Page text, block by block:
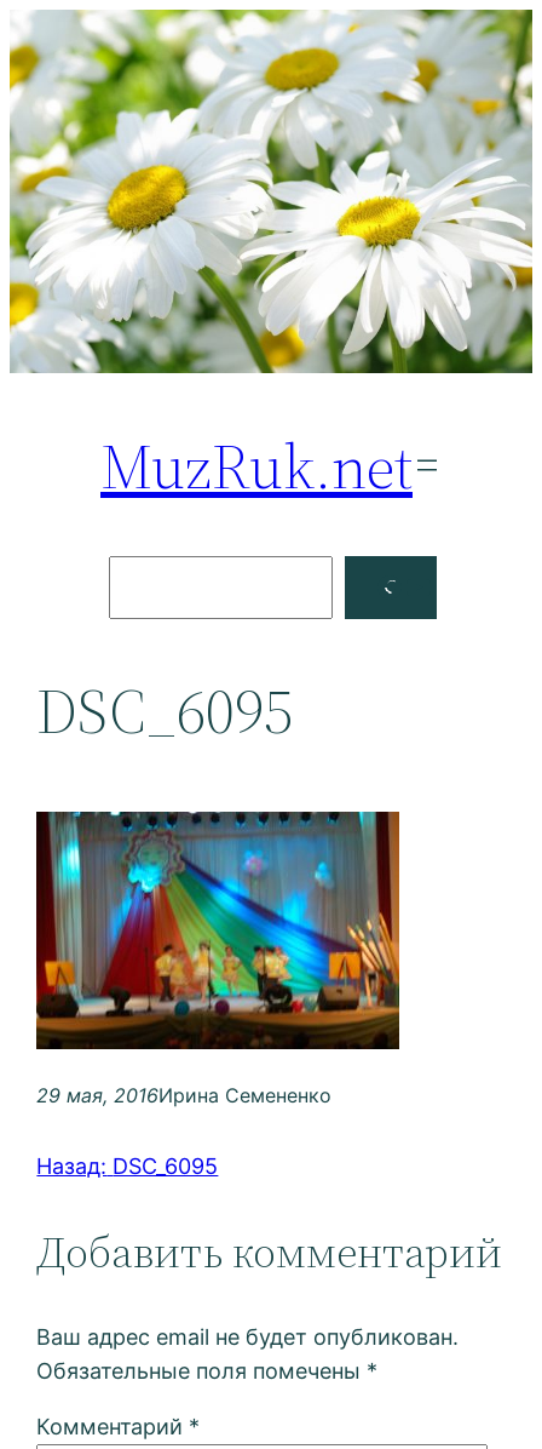
Перейти
к
содержимому
MuzRuk.net
Facebook
DSC_6095
29 мая, 2016Ирина Семененко
Назад: DSC_6095
Добавить комментарий
Ваш адрес email не будет опубликован.
Обязательные поля помечены *
Комментарий *